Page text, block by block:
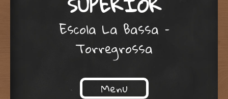
Escola La Bassa –
Torregrossa
Menu